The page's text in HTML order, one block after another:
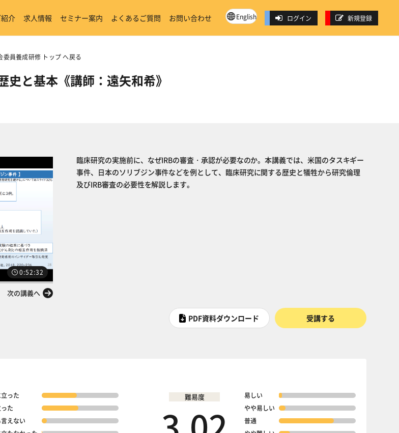
介 求人情報 セミナー案内 よくあるご質問 お問い合わせ English ログイン 新規登録
員養成研修 トップ へ戻る
と基本《講師：遠矢和希》
0:52:32
次の講義へ
臨床研究の実施前に、なぜIRBの審査・承認が必要なのか。本講義では、米国のタスキギー
事件、日本のソリブジン事件などを例として、臨床研究に関する歴史と犠牲から研究倫理
及びIRB審査の必要性を解説します。
PDF資料ダウンロード 受講する
った
た
えない
難易度
易しい
やや易しい
普通